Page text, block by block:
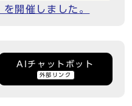
開催しました。
AIチャットボット
外部リンク